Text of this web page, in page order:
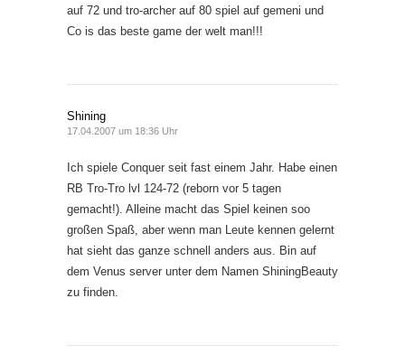
auf 72 und tro-archer auf 80 spiel auf gemeni und
Co is das beste game der welt man!!!
Shining
17.04.2007 um 18:36 Uhr
Ich spiele Conquer seit fast einem Jahr. Habe einen
RB Tro-Tro lvl 124-72 (reborn vor 5 tagen
gemacht!). Alleine macht das Spiel keinen soo
großen Spaß, aber wenn man Leute kennen gelernt
hat sieht das ganze schnell anders aus. Bin auf
dem Venus server unter dem Namen ShiningBeauty
zu finden.